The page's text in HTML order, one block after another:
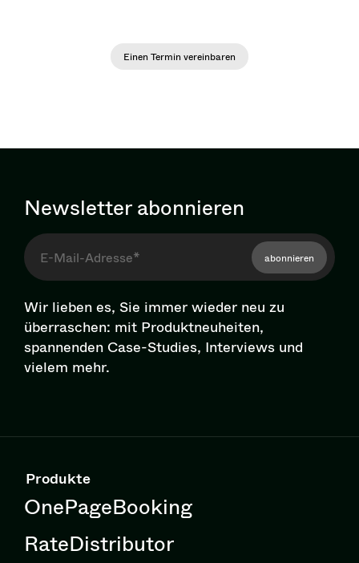
Einen Termin vereinbaren
Newsletter abonnieren
abonnieren
Wir lieben es, Sie immer wieder neu zu
überraschen: mit Pro­dukt­neu­hei­ten,
spannenden Case-Studies, Interviews und
vielem mehr.
Produkte
OnePageBooking
RateDistributor